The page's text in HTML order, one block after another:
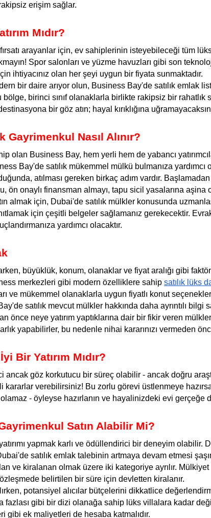
erişim sağlar.
Mıdır?
arayanlar için, ev sahiplerinin isteyebileceği tüm
Spor salonları ve yüzme havuzları gibi son
ihtiyacınız olan her şeyi uygun bir fiyata sunmaktadır.
bir daire arıyor olun, Business Bay'de satılık emlak
bölge, birinci sınıf olanaklarla birlikte rakipsiz bir rahatlık
bir göz atın; hayal kırıklığına
Gayrimenkul Nasıl Alınır?
olan Business Bay, hem yerli hem de yabancı
Bay'de satılık mükemmel mülkü bulmanıza yardımcı
atılması gereken birkaç adım vardır.
onaylı finansman almayı, tapu sicil yasalarına aşina
almak için, Dubai'de satılık mülkler konusunda
için çeşitli belgeler sağlamanız gerekecektir.
yardımcı olacaktır.
büyüklük, konum, olanaklar ve fiyat aralığı gibi
merkezleri gibi modern özelliklere sahip satılık lüks
ve mükemmel olanaklarla uygun fiyatlı konut
satılık mevcut mülkler hakkında daha ayrıntılı
önce neye yatırım yaptıklarına dair bir fikir veren
yapabilirler, bu nedenle nihai kararınızı vermeden
Bir Yatırım Mıdır?
göz korkutucu bir süreç olabilir - ancak doğru
verebilirsiniz! Bu zorlu görevi üstlenmeye
- öyleyse hazırlanın ve hayalinizdeki evi gerçeğe
Satın Alabilir Mi?
yapmak karlı ve ödüllendirici bir deneyim
satılık emlak talebinin artmaya devam etmesi
ve kiralanan olmak üzere iki kategoriye ayrılır.
belirtilen bir süre için devletten kiralanır.
potansiyel alıcılar bütçelerini dikkatlice
fazlası gibi bir dizi olanağa sahip lüks villalara kadar
gibi ek maliyetleri de hesaba katmalıdır.